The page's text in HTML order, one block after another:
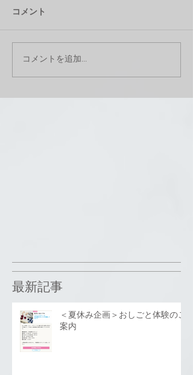
コメント
コメントを追加…
最新記事
＜夏休み企画＞おしごと体験のご
案内